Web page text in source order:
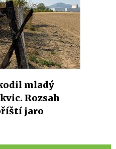
mladý
Rozsah
jaro